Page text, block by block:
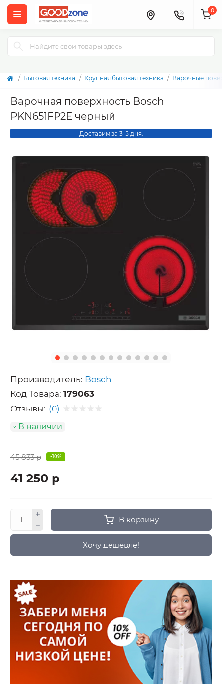
0
Бытовая техника Крупная бытовая техника Варочные
Варочная поверхность Bosch
PKN651FP2E черный
Доставим за 3-5 дня.
Производитель: Bosch
Код Товара: 179063
Отзывы: (0)
В наличии
45 833 р -10%
41 250 р
В корзину
Хочу дешевле!